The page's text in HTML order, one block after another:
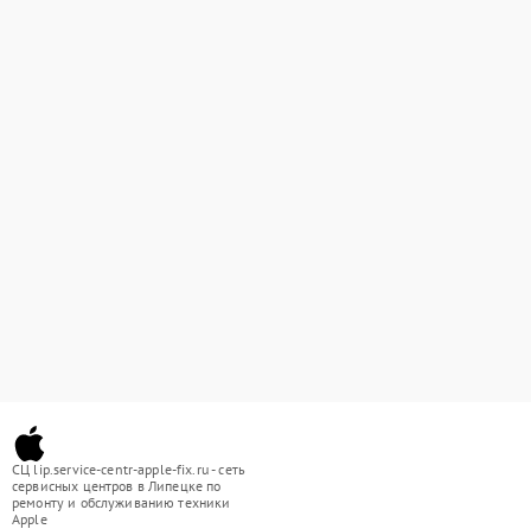
СЦ lip.service-centr-apple-fix.ru - сеть
сервисных центров в Липецке по
ремонту и обслуживанию техники
Apple